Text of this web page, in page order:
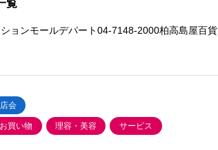
覧
ョンモールデパート04-7148-2000柏高島屋百貨
会
お買い物 理容・美容 サービス